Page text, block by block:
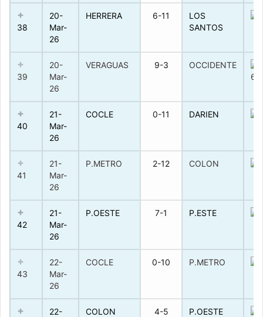
38
20-
Mar-
26
HERRERA 6-11
LOS
SANTOS
39
20-
Mar-
26
VERAGUAS 9-3 OCCIDENTE
40
21-
Mar-
26
COCLE 0-11 DARIEN
41
21-
Mar-
26
P.METRO 2-12 COLON
42
21-
Mar-
26
P.OESTE 7-1 P.ESTE
43
22-
Mar-
26
COCLE 0-10 P.METRO
22-
COLON 4-5 P.OESTE